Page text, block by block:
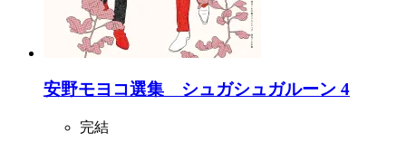
安野モヨコ選集 シュガシュガルーン 4
完結